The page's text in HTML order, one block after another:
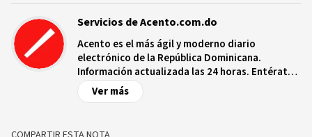
Servicios de Acento.com.do
Acento es el más ágil y moderno diario
electrónico de la República Dominicana.
Información actualizada las 24 horas. Entérate
de las noticias y sucesos más importantes a
nivel nacional e internacional, videos y fotos
Ver más